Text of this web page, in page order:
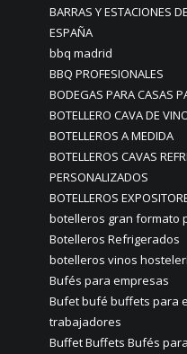
BARRAS Y ESTACIONES
ESPAÑA
bbq madrid
BBQ PROFESIONALES
BODEGAS PARA CASAS
BOTELLERO CAVA DE
BOTELLEROS A MEDIDA
BOTELLEROS CAVAS
PERSONALIZADOS
BOTELLEROS
botelleros gran formato
Botelleros Refrigerados
botelleros vinos
Bufés para empresas
Bufet bufé buffets para
trabajadores
Buffet Buffets Bufés